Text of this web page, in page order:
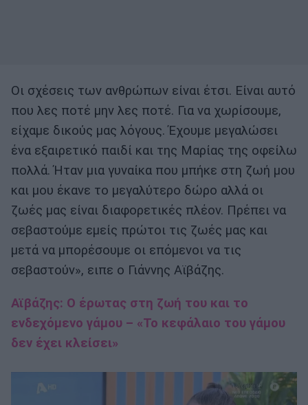
Οι σχέσεις των ανθρώπων είναι έτσι. Είναι αυτό
που λες ποτέ μην λες ποτέ. Για να χωρίσουμε,
είχαμε δικούς μας λόγους. Έχουμε μεγαλώσει
ένα εξαιρετικό παιδί και της Μαρίας της οφείλω
πολλά. Ήταν μια γυναίκα που μπήκε στη ζωή μου
και μου έκανε το μεγαλύτερο δώρο αλλά οι
ζωές μας είναι διαφορετικές πλέον. Πρέπει να
σεβαστούμε εμείς πρώτοι τις ζωές μας και
μετά να μπορέσουμε οι επόμενοι να τις
σεβαστούν», ειπε ο Γιάννης Αϊβάζης.
Αϊβάζης: Ο έρωτας στη ζωή του και το
ενδεχόμενο γάμου – «Το κεφάλαιο του γάμου
δεν έχει κλείσει»